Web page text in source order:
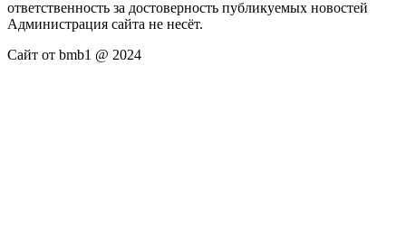
ответственность за достоверность публикуемых новостей
Администрация сайта не несёт.
Сайт от bmb1 @ 2024